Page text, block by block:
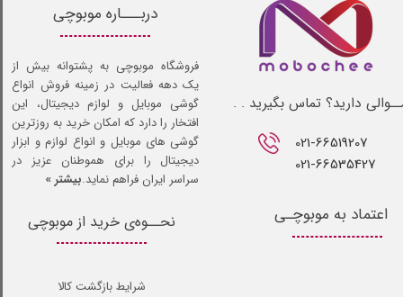
021-66519207​​​​​​​
021-66535427
دارید؟ تماس بگیرید . .
نحــوه‌ی خرید از موبوچی
شرایط بازگشت کالا
اعتماد به موبوچـی
دربـــاره موبوچی
فروشگاه موبوچی به پشتوانه بیش از
یک دهه فعالیت در زمینه فروش انواع
گوشی موبایل و لوازم دیجیتال، این
افتخار را دارد که امکان خرید به روزترین
گوشی های موبایل و انواع لوازم و ابزار
دیجیتال را برای هموطنان عزیز در
سراسر ایران فراهم نماید.بیشتر »